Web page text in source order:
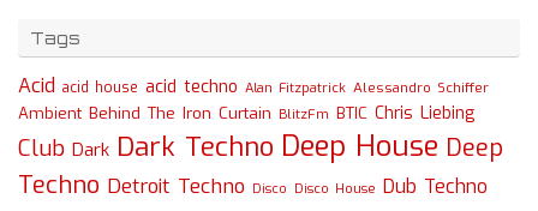
Tags
Acid acid house acid techno Alan Fitzpatrick Alessandro Schiffer
Ambient Behind The Iron Curtain BlitzFm BTIC Chris Liebing
Club Dark Dark Techno Deep House Deep
Techno Detroit Techno Disco Disco House Dub Techno